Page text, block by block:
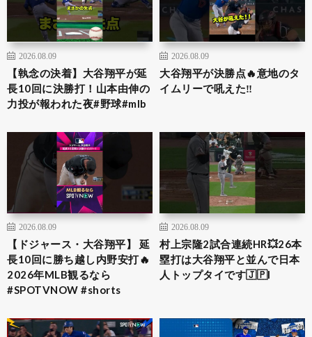
2026.08.09
【執念の決着】大谷翔平が延
長10回に決勝打！山本由伸の
力投が報われた夜#野球#mlb
2026.08.09
大谷翔平が決勝点🔥意地のタ
イムリーで吼えた‼️
2026.08.09
【ドジャース・大谷翔平】 延
長10回に勝ち越し内野安打🔥
2026年MLB観るなら
#SPOTVNOW #shorts
2026.08.09
村上宗隆2試合連続HR💥26本
塁打は大谷翔平と並んで日本
人トップタイです🇯🇵I